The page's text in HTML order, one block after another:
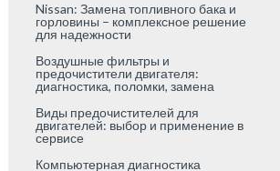
Nissan: Замена топливного бака и
горловины – комплексное решение
для надежности
Воздушные фильтры и
предочистители двигателя:
диагностика, поломки, замена
Виды предочистителей для
двигателей: выбор и применение в
сервисе
Компьютерная диагностика